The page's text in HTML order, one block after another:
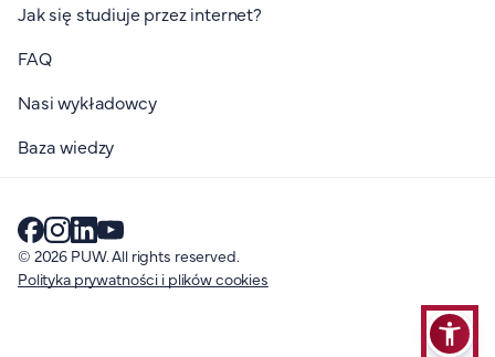
Jak się studiuje przez internet?
FAQ
Nasi wykładowcy
Baza wiedzy
© 2026 PUW. All rights reserved.
Polityka prywatności i plików cookies